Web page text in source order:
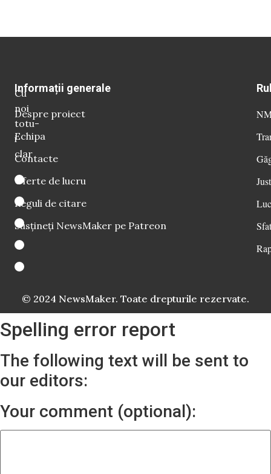
Cu
noi
totu-
i
clar
Informații generale
Despre proiect
Echipa
Contacte
Oferte de lucru
Reguli de citare
Susțineți NewsMaker pe Patreon
© 2024 NewsMaker. Toate drepturile rezervate.
Spelling error report
The following text will be sent to
our editors:
Your comment (optional):